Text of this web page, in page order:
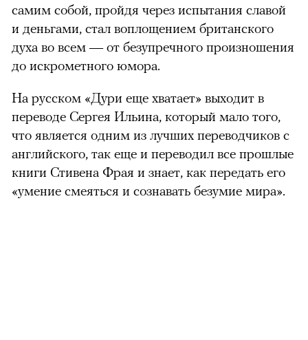
самим собой, пройдя через испытания славой
и деньгами, стал воплощением британского
духа во всем — от безупречного произношения
до искрометного юмора.
На русском «Дури еще хватает» выходит в
переводе Сергея Ильина, который мало того,
что является одним из лучших переводчиков с
английского, так еще и переводил все прошлые
книги Стивена Фрая и знает, как передать его
«умение смеяться и сознавать безумие мира».